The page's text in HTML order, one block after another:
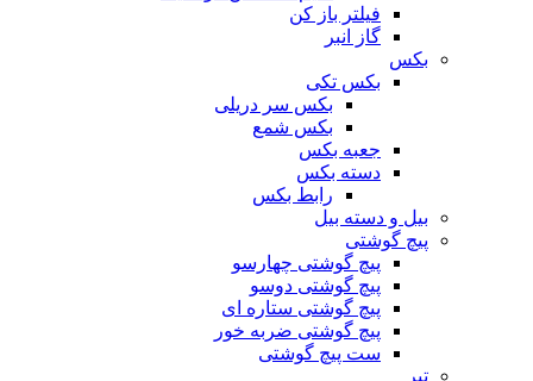
فیلتر باز کن
گاز انبر
بکس
بکس تکی
بکس سر دریلی
بکس شمع
جعبه بکس
دسته بکس
رابط بکس
بیل و دسته بیل
پیچ گوشتی
پیچ گوشتی چهارسو
پیچ گوشتی دوسو
پیچ گوشتی ستاره‌ ای
پیچ گوشتی ضربه خور
ست پیچ گوشتی
تبر